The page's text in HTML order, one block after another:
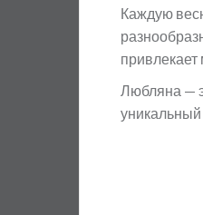
Каждую
Любляна —
уникальный